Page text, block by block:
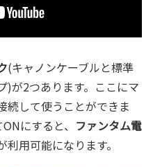
(キャノンケーブルと標準
)が2つあります。ここにマ
続して使うことができま
にすると、 ファンタム電
用可能になります。